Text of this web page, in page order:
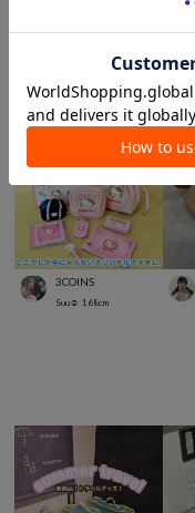
3COINS
Suu☺︎ 168cm